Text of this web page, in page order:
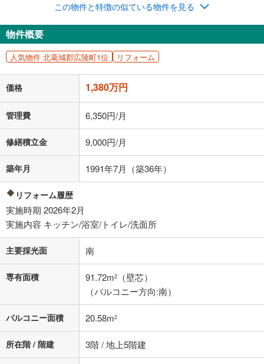
ナス時の増額分（1回分）を入力してください。
ボーナス払いの限度額は金融機関によって異なります。
閉じる
月々の返済額
ローン返済額 35,822円（頭金比率 0%）
る値は、実際の金融機関等における貸出金利とは何ら関係がなく、実際
の金融機関等における貸出金利を何ら保証するものではありません。返
済方法「元利均等返済」にて算出しております。入力された金利を35年
適用した場合の計算結果を表示しています。
その他月額費用や、初期費用がかかります。ご注意ください。実際にお
借り入れの際は各金融機関等に、必ずご自身でご確認をお願いいたしま
条件によってお借り入れができないことがあります。
不動産会社に購入相談をする
閉じる
この物件と特徴の似ている物件を見る
物件概要
人気物件 北葛城郡広陵町1位 リフォーム
価格 1,380万円
管理費 6,350円/月
修繕積立金 9,000円/月
築年月 1991年7月（築36年）
リフォーム履歴
実施時期 2026年2月
実施内容 キッチン/浴室/トイレ/洗面所
主要採光面 南
専有面積 91.72m2
（壁芯）
（バルコニー方向:南）
バルコニー面積 20.58m2
所在階 / 階建 3階 / 地上5階建